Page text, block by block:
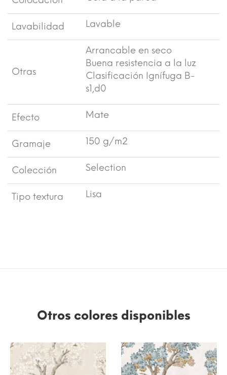
Lavabilidad Lavable
Otras
Arrancable en seco
Buena resistencia a la luz
Clasificación Ignífuga B-
s1,d0
Efecto Mate
Gramaje 150 g/m2
Colección Selection
Tipo textura Lisa
Otros colores disponibles